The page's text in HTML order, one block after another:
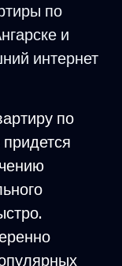
по
и
интернет
по